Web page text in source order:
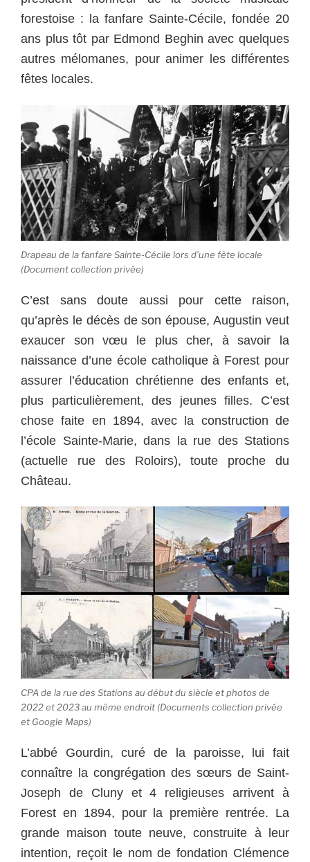
forestoise : la fanfare Sainte-Cécile, fondée 20
ans plus tôt par Edmond Beghin avec quelques
autres mélomanes, pour animer les différentes
fêtes locales.
Drapeau de la fanfare Sainte-Cécile lors d’une fête locale
(Document collection privée)
C’est sans doute aussi pour cette raison,
qu’après le décès de son épouse, Augustin veut
exaucer son vœu le plus cher, à savoir la
naissance d’une école catholique à Forest pour
assurer l’éducation chrétienne des enfants et,
plus particulièrement, des jeunes filles. C’est
chose faite en 1894, avec la construction de
l’école Sainte-Marie, dans la rue des Stations
(actuelle rue des Roloirs), toute proche du
Château.
CPA de la rue des Stations au début du siècle et photos de
2022 et 2023 au même endroit (Documents collection privée
et Google Maps)
L’abbé Gourdin, curé de la paroisse, lui fait
connaître la congrégation des sœurs de Saint-
Joseph de Cluny et 4 religieuses arrivent à
Forest en 1894, pour la première rentrée. La
grande maison toute neuve, construite à leur
intention, reçoit le nom de fondation Clémence